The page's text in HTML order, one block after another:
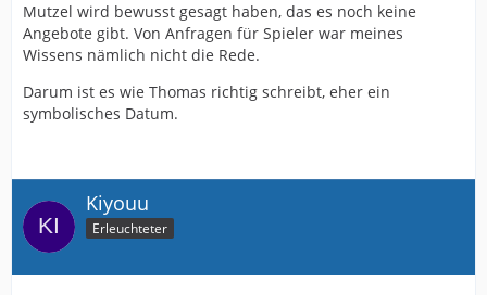
Mutzel wird bewusst gesagt haben, das es noch keine
Angebote gibt. Von Anfragen für Spieler war meines
Wissens nämlich nicht die Rede.
Darum ist es wie Thomas richtig schreibt, eher ein
symbolisches Datum.
Kiyouu
Erleuchteter